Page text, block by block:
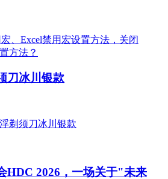
刀冰川银款
HDC 2026，一场关于"未来